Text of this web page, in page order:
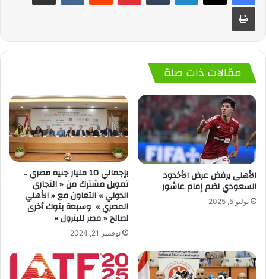
مقالات ذات صلة
الأهلي يرفض عرض الأخدود
السعودي لضم إمام عاشور
يوليو 5, 2025
بإجمالي 10 مليار جنيه مصري ..
تمويل مشترك من « التجاري
الدولي » التعاون مع « الأهلي
المصري » وسبعة بنوك أخرى
لصالح « مصر للبترول »
نوفمبر 21, 2024